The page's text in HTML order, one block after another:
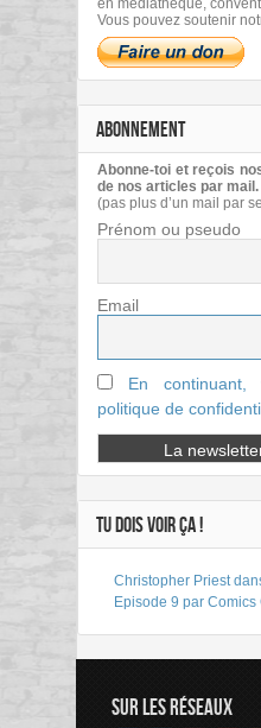
en médiathèque,
Vous pouvez soutenir
ABONNEMENT
Abonne-toi et reçois
de nos articles par mail.
(pas plus d’un mail par
Prénom ou pseudo
Email
En continuant,
politique de
TU DOIS VOIR ÇA !
Christopher Priest
Episode 9 par Comics
SUR LES RÉSEAUX